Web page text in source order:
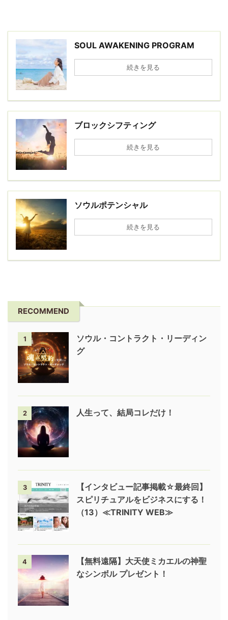
SOUL AWAKENING PROGRAM
続きを見る
ブロックシフティング
続きを見る
ソウルポテンシャル
続きを見る
RECOMMEND
1
ソウル・コントラクト・リーディン
グ
2 人生って、結局コレだけ！
3
【インタビュー記事掲載☆最終回】
スピリチュアルをビジネスにする！
（13）≪TRINITY WEB≫
4
【無料遠隔】大天使ミカエルの神聖
なシンボル プレゼント！